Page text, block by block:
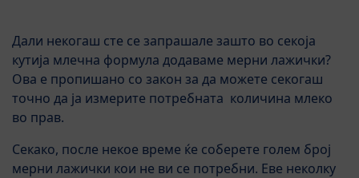
Дали некогаш сте се запрашале зашто во секоја
кутија млечна формула додаваме мерни лажички?
Ова е пропишано со закон за да можете секогаш
точно да ја измерите потребната количина млеко
во прав.
Секако, после некое време ќе соберете голем број
мерни лажички кои не ви се потребни. Еве неколку